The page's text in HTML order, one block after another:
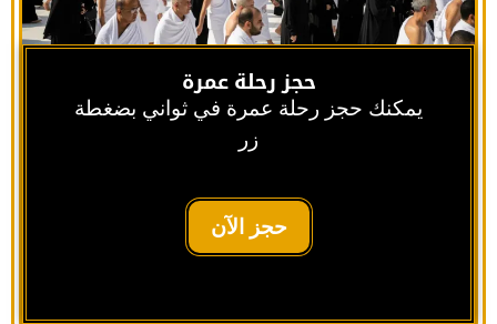
حجز رحلة عمرة
يمكنك حجز رحلة عمرة في ثواني بضغطة
زر
حجز الآن